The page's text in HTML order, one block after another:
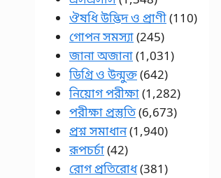
ঔষধি উদ্ভিদ ও প্রাণী(110)
গোপন সমস্যা(245)
জানা অজানা(1,031)
ডিগ্রি ও উন্মুক্ত(642)
নিয়োগ পরীক্ষা(1,282)
পরীক্ষা প্রস্তুতি(6,673)
প্রশ্ন সমাধান(1,940)
রূপচর্চা(42)
রোগ প্রতিরোধ(381)